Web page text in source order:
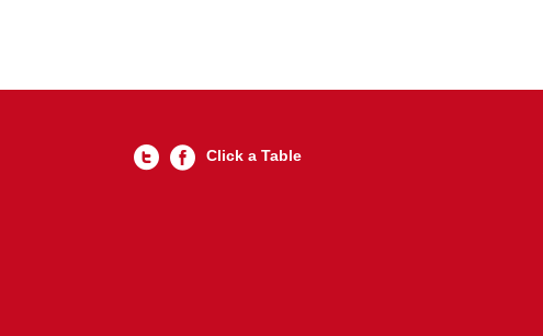
Click a Table